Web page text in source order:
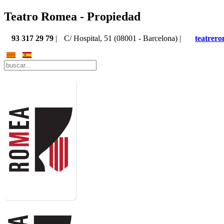
Teatro Romea - Propiedad
93 317 29 79 | C/ Hospital, 51 (08001 - Barcelona) |